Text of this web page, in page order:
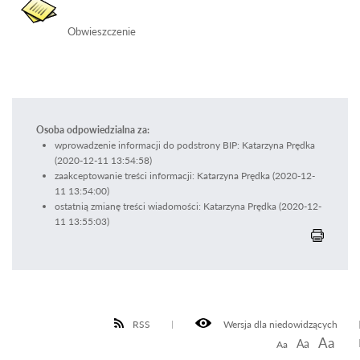
Wersja dla niedowidzących
RSS
Aa Aa Aa
Obwieszczenie
Osoba odpowiedzialna za:
wprowadzenie informacji do podstrony BIP: Katarzyna Prędka
(2020-12-11 13:54:58)
zaakceptowanie treści informacji: Katarzyna Prędka (2020-12-
11 13:54:00)
ostatnią zmianę treści wiadomości: Katarzyna Prędka (2020-12-
11 13:55:03)